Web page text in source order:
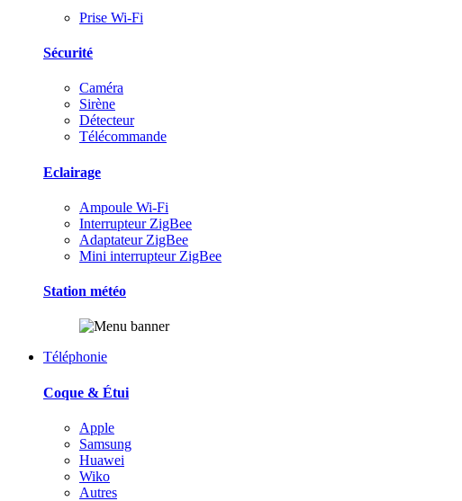
Prise Wi-Fi
Sécurité
Caméra
Sirène
Détecteur
Télécommande
Eclairage
Ampoule Wi-Fi
Interrupteur ZigBee
Adaptateur ZigBee
Mini interrupteur ZigBee
Station météo
Téléphonie
Coque & Étui
Apple
Samsung
Huawei
Wiko
Autres